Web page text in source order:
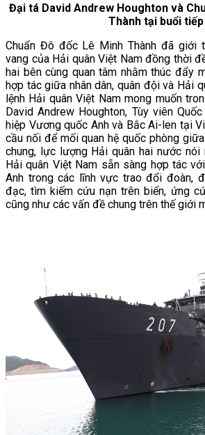
Đại tá David Andrew Houghton và
Thành tại buổi tiếp
Chuẩn Đô đốc Lê Minh Thành đã giới
vang của Hải quân Việt Nam đồng thời
hai bên cùng quan tâm nhằm thúc đẩy
hợp tác giữa nhân dân, quân đội và Hải
lệnh Hải quân Việt Nam mong muốn
David Andrew Houghton, Tùy viên
hiệp Vương quốc Anh và Bắc Ai-len tại
cầu nối để mối quan hệ quốc phòng
chung, lực lượng Hải quân hai nước nói
Hải quân Việt Nam sẵn sàng hợp tác
Anh trong các lĩnh vực trao đổi đoàn,
đạc, tìm kiếm cứu nạn trên biển, ứng
cũng như các vấn đề chung trên thế giới